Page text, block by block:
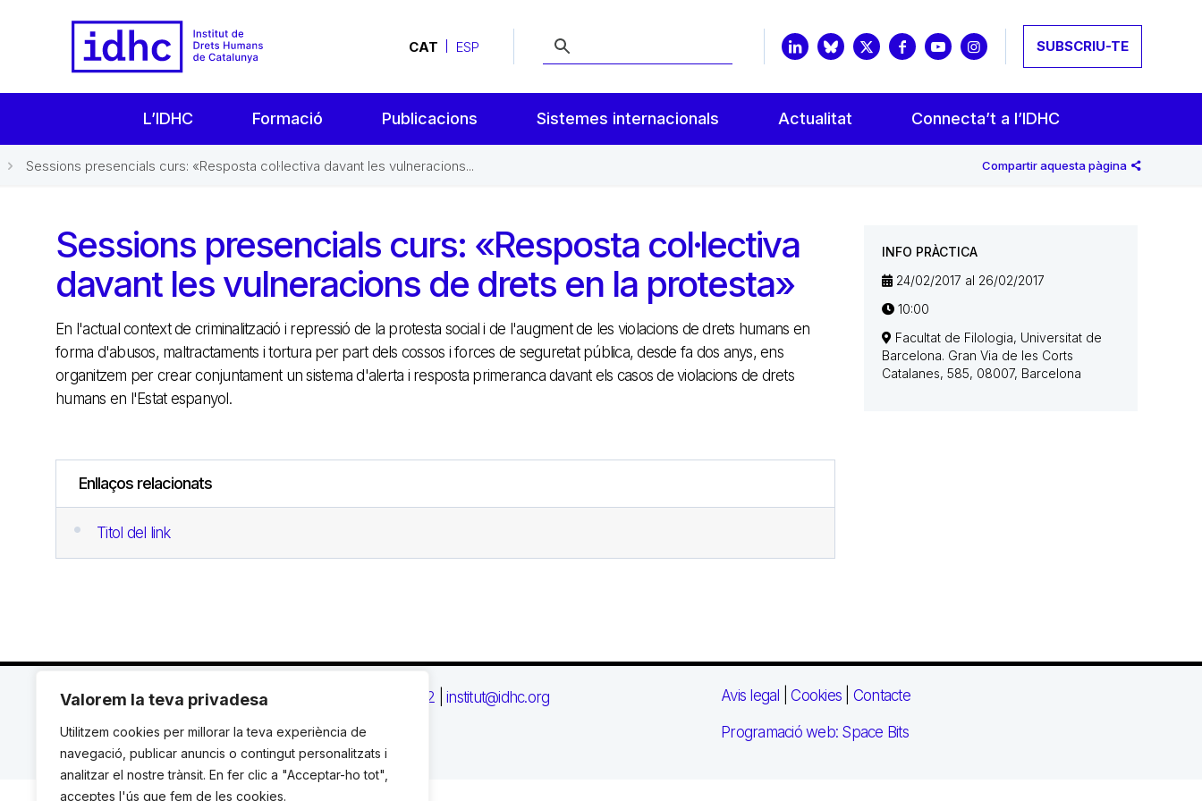
Valorem la teva privadesa
Utilitzem cookies per millorar la teva experiència de
navegació, publicar anuncis o contingut personalitzats i
analitzar el nostre trànsit. En fer clic a "Acceptar-ho tot",
acceptes l'ús que fem de les cookies.
CAT ESP SUBSCRIU-TE
L’IDHC Formació Publicacions Sistemes internacionals Actualitat Connecta’t a l’IDHC
Sessions presencials curs: «Resposta col·lectiva davant les vulneracions... Compartir aquesta pàgina
Sessions presencials curs: «Resposta col·lectiva
davant les vulneracions de drets en la protesta»
En l'actual context de criminalització i repressió de la protesta social i de l'augment de les violacions de drets humans en
forma d'abusos, maltractaments i tortura per part dels cossos i forces de seguretat pública, desde fa dos anys, ens
organitzem per crear conjuntament un sistema d'alerta i resposta primeranca davant els casos de violacions de drets
humans en l'Estat espanyol.
Enllaços relacionats
Titol del link
INFO PRÀCTICA
24/02/2017 al 26/02/2017
10:00
Facultat de Filologia, Universitat de
Barcelona. Gran Via de les Corts
Catalanes, 585, 08007, Barcelona
C. Avinyó 44, 2n | 08002 Barcelona | T.: +34 93 119 03 72 institut@idhc.org
© Institut de Drets Humans de Catalunya.
Avis legal |Cookies Contacte
Programació web: Space Bits